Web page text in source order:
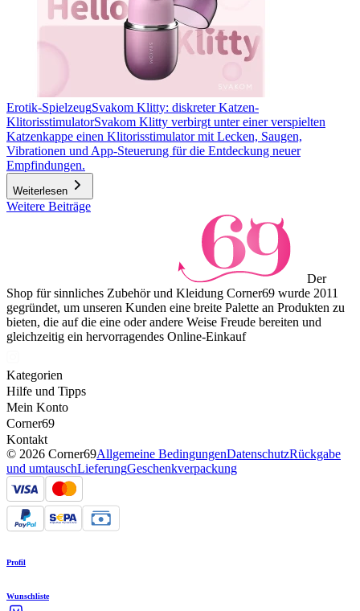
Erotik-SpielzeugSvakom Klitty: diskreter Katzen-
KlitorisstimulatorSvakom Klitty verbirgt unter einer verspielten
Katzenkappe einen Klitorisstimulator mit Lecken, Saugen,
Vibrationen und App-Steuerung für die Entdeckung neuer
Empfindungen.
Weiterlesen
Weitere Beiträge
Der
Shop für sinnliches Zubehör und Kleidung Corner69 wurde 2011
gegründet, um unseren Kunden eine breite Palette an Produkten zu
bieten, die auf die eine oder andere Weise Freude bereiten und
gleichzeitig ein hervorragendes Online-Einkauf
Kategorien
Hilfe und Tipps
Mein Konto
Corner69
Kontakt
© 2026 Corner69Allgemeine BedingungenDatenschutzRückgabe
und umtauschLieferungGeschenkverpackung
Profil
Wunschliste